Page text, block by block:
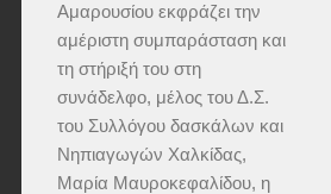
Αμαρουσίου εκφράζει την
αμέριστη συμπαράσταση και
τη στήριξή του στη
συνάδελφο, μέλος του Δ.Σ.
του Συλλόγου δασκάλων και
Νηπιαγωγών Χαλκίδας,
Μαρία Μαυροκεφαλίδου, η